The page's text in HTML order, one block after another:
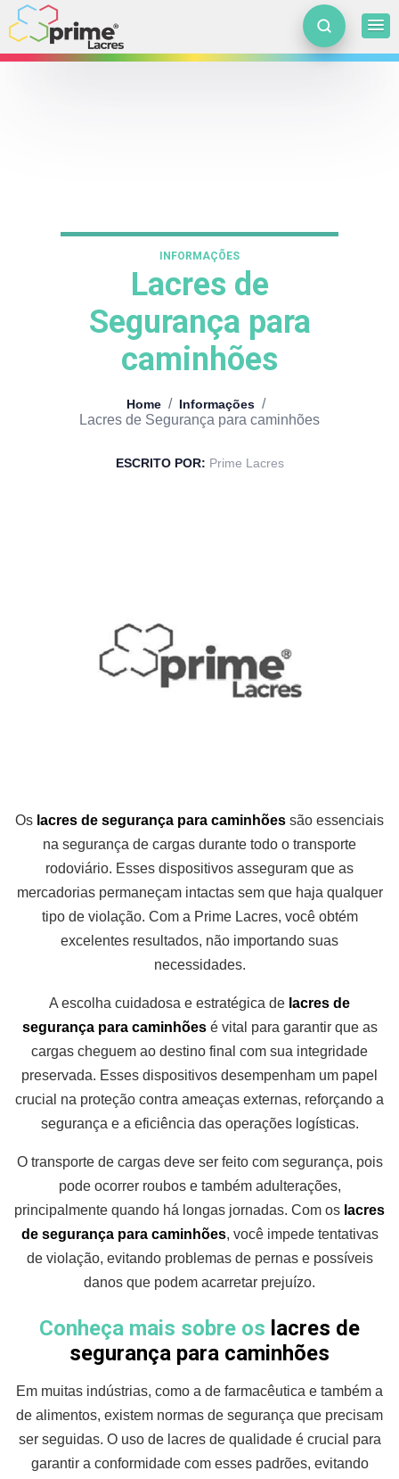
INFORMAÇÕES
Lacres de
Segurança para
caminhões
Home / Informações /
Lacres de Segurança para caminhões
ESCRITO POR: Prime Lacres
Os lacres de segurança para caminhões são essenciais
na segurança de cargas durante todo o transporte
rodoviário. Esses dispositivos asseguram que as
mercadorias permaneçam intactas sem que haja qualquer
tipo de violação. Com a Prime Lacres, você obtém
excelentes resultados, não importando suas
necessidades.
A escolha cuidadosa e estratégica de lacres de
segurança para caminhõesé vital para garantir que as
cargas cheguem ao destino final com sua integridade
preservada. Esses dispositivos desempenham um papel
crucial na proteção contra ameaças externas, reforçando a
segurança e a eficiência das operações logísticas.
O transporte de cargas deve ser feito com segurança, pois
pode ocorrer roubos e também adulterações,
principalmente quando há longas jornadas. Com os lacres
de segurança para caminhões, você impede tentativas
de violação, evitando problemas de pernas e possíveis
danos que podem acarretar prejuízo.
Conheça mais sobre os lacres de
segurança para caminhões
Em muitas indústrias, como a de farmacêutica e também a
de alimentos, existem normas de segurança que precisam
ser seguidas. O uso de lacres de qualidade é crucial para
garantir a conformidade com esses padrões, evitando